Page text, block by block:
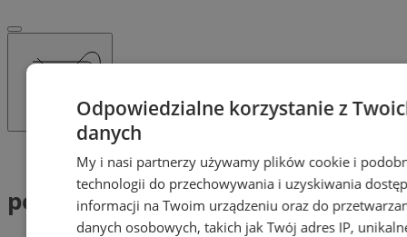
Tag: pojazdy elektryczne
pojazdy elektryczne (1)
Odpowiedzialne korzystanie z
danych
My i nasi partnerzy używamy plików cookie i
technologii do przechowywania i uzyskiwania
informacji na Twoim urządzeniu oraz do
danych osobowych, takich jak Twój adres IP,